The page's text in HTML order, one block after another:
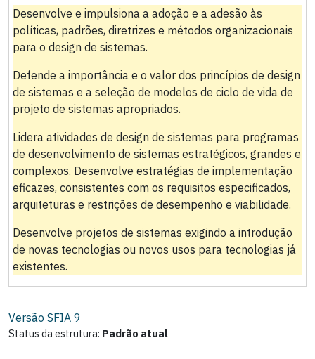
Desenvolve e impulsiona a adoção e a adesão às
políticas, padrões, diretrizes e métodos organizacionais
para o design de sistemas.
Defende a importância e o valor dos princípios de design
de sistemas e a seleção de modelos de ciclo de vida de
projeto de sistemas apropriados.
Lidera atividades de design de sistemas para programas
de desenvolvimento de sistemas estratégicos, grandes e
complexos. Desenvolve estratégias de implementação
eficazes, consistentes com os requisitos especificados,
arquiteturas e restrições de desempenho e viabilidade.
Desenvolve projetos de sistemas exigindo a introdução
de novas tecnologias ou novos usos para tecnologias já
existentes.
Versão SFIA 9
Status da estrutura: Padrão atual